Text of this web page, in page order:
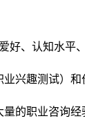
好、认知水平
兴趣测试）
的职业咨询